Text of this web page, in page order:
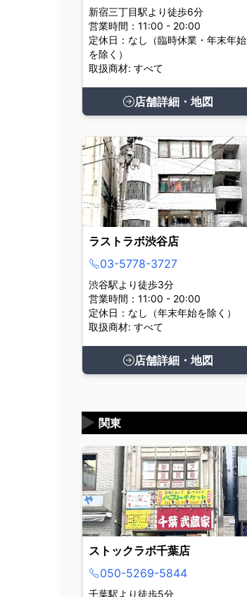
新宿三丁目駅より徒歩6分
営業時間：11:00 - 20:00
定休日：なし（臨時休業・年末年始
を除く）
取扱商材: すべて
店舗詳細・地図
ラストラボ渋谷店
03-5778-3727
渋谷駅より徒歩3分
営業時間：11:00 - 20:00
定休日：なし（年末年始を除く）
取扱商材: すべて
店舗詳細・地図
関東
▶
ストックラボ千葉店
050-5269-5844
千葉駅より徒歩5分